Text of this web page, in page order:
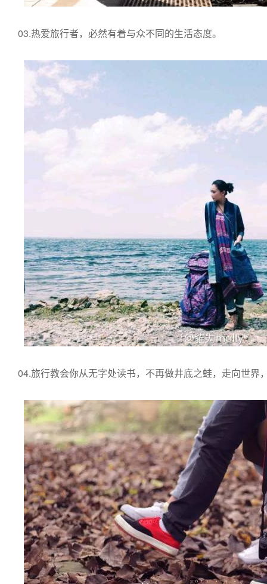
03.热爱旅行者，必然有着与众不同的生活态度。
04.旅行教会你从无字处读书，不再做井底之蛙，走向世界